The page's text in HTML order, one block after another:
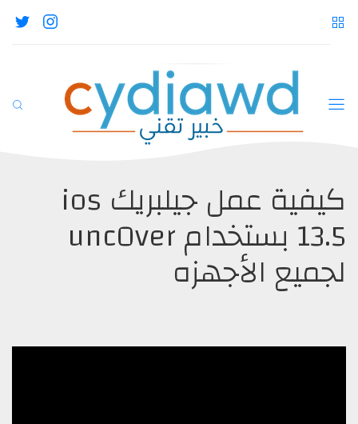
كيفية عمل جيلبريك ios
13.5 بستخدام unc0ver
لجميع الأجهزه